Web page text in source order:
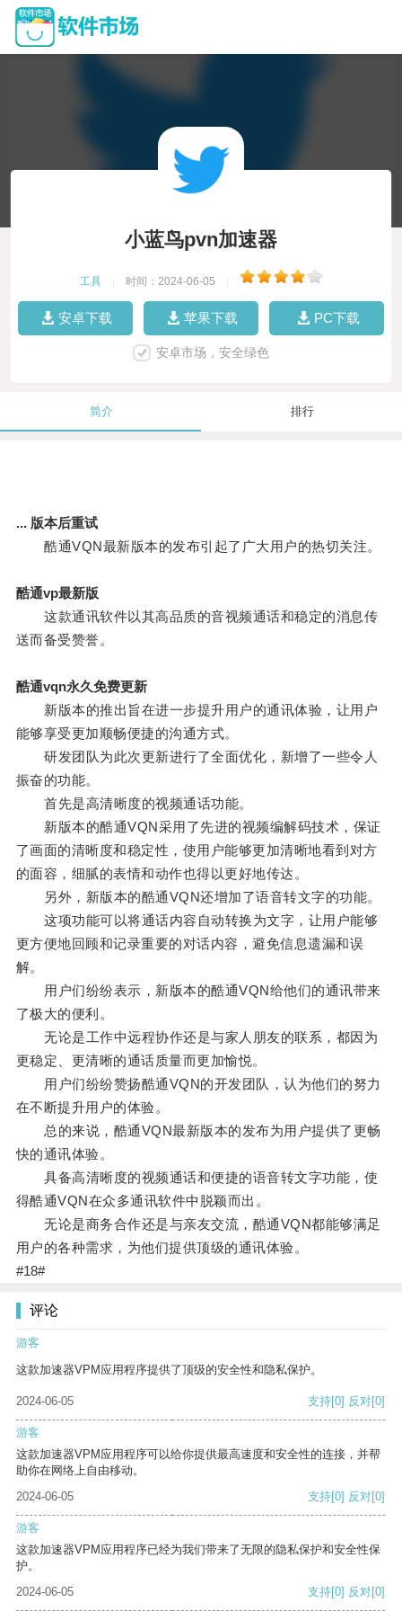
小蓝鸟pvn加速器
工具 时间：2024-06-05
安卓下载 苹果下载 PC下载
安卓市场，安全绿色
简介 排行
... 版本后重试
酷通VQN最新版本的发布引起了广大用户的热切关注。
酷通vp最新版
这款通讯软件以其高品质的音视频通话和稳定的消息传
送而备受赞誉。
酷通vqn永久免费更新
新版本的推出旨在进一步提升用户的通讯体验，让用户
能够享受更加顺畅便捷的沟通方式。
研发团队为此次更新进行了全面优化，新增了一些令人
振奋的功能。
首先是高清晰度的视频通话功能。
新版本的酷通VQN采用了先进的视频编解码技术，保证
了画面的清晰度和稳定性，使用户能够更加清晰地看到对方
的面容，细腻的表情和动作也得以更好地传达。
另外，新版本的酷通VQN还增加了语音转文字的功能。
这项功能可以将通话内容自动转换为文字，让用户能够
更方便地回顾和记录重要的对话内容，避免信息遗漏和误
解。
用户们纷纷表示，新版本的酷通VQN给他们的通讯带来
了极大的便利。
无论是工作中远程协作还是与家人朋友的联系，都因为
更稳定、更清晰的通话质量而更加愉悦。
用户们纷纷赞扬酷通VQN的开发团队，认为他们的努力
在不断提升用户的体验。
总的来说，酷通VQN最新版本的发布为用户提供了更畅
快的通讯体验。
具备高清晰度的视频通话和便捷的语音转文字功能，使
得酷通VQN在众多通讯软件中脱颖而出。
无论是商务合作还是与亲友交流，酷通VQN都能够满足
用户的各种需求，为他们提供顶级的通讯体验。
#18#
评论
游客
这款加速器VPM应用程序提供了顶级的安全性和隐私保护。
2024-06-05 支持[0] 反对[0]
游客
这款加速器VPM应用程序可以给你提供最高速度和安全性的连接，并帮
助你在网络上自由移动。
2024-06-05
支持[0] 反对[0]
游客
这款加速器VPM应用程序已经为我们带来了无限的隐私保护和安全性保
护。
2024-06-05
支持[0] 反对[0]